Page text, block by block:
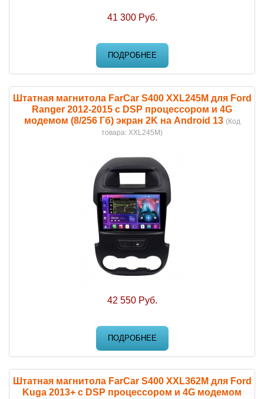
41 300 Руб.
ПОДРОБНЕЕ
Штатная магнитола FarCar S400 XXL245M для Ford
Ranger 2012-2015 с DSP процессором и 4G
модемом (8/256 Гб) экран 2K на Android 13 (Код
товара: XXL245M)
42 550 Руб.
ПОДРОБНЕЕ
Штатная магнитола FarCar S400 XXL362M для Ford
Kuga 2013+ с DSP процессором и 4G модемом